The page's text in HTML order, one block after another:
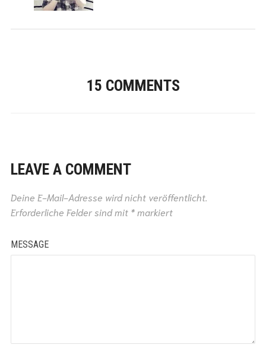
15 COMMENTS
LEAVE A COMMENT
Deine E-Mail-Adresse wird nicht veröffentlicht.
Erforderliche Felder sind mit *markiert
MESSAGE